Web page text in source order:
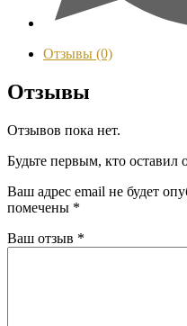
Отзывы (0)
Отзывы
Отзывов пока нет.
Будьте первым, кто оставил
Ваш адрес email не будет
помечены *
Ваш отзыв *